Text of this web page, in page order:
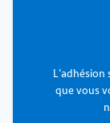
L'adhésion
que vous